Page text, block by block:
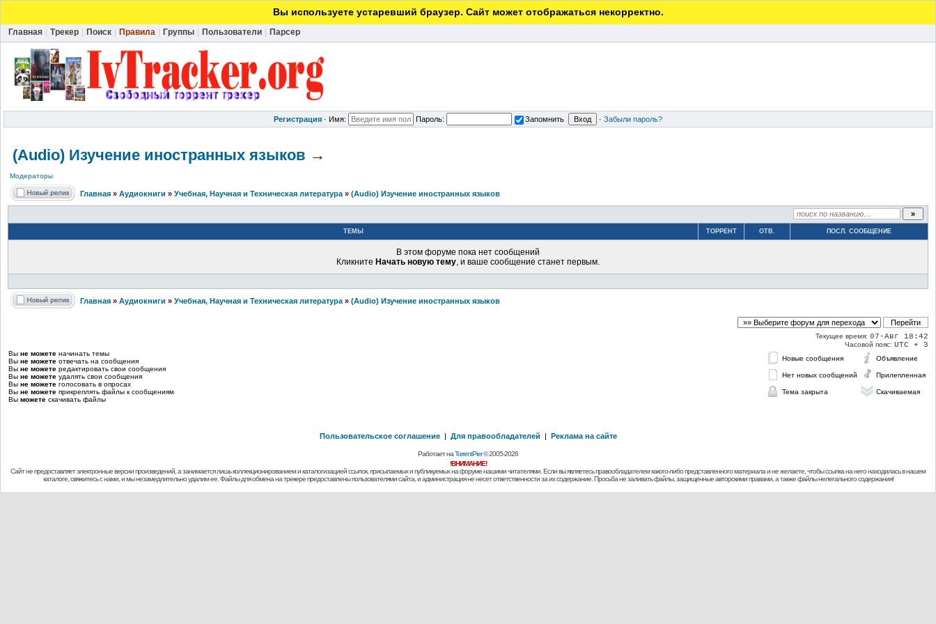
Вы используете устаревший браузер. Сайт может отображаться некорректно.
Главная Трекер Поиск Правила Группы Пользователи Парсер
Регистрация · Имя: Пароль: Запомнить · Забыли пароль?
(Audio) Изучение иностранных языков →
Модераторы
Главная » Аудиокниги » Учебная, Научная и Техническая литература » (Audio) Изучение иностранных языков
ТЕМЫ ТОРРЕНТ ОТВ. ПОСЛ. СООБЩЕНИЕ
В этом форуме пока нет сообщений
Кликните Начать новую тему, и ваше сообщение станет первым.
Главная » Аудиокниги » Учебная, Научная и Техническая литература » (Audio) Изучение иностранных языков
Текущее время: 07-Авг 18:42
Часовой пояс: UTC + 3
Вы не можете начинать темы
Вы не можете отвечать на сообщения
Вы не можете редактировать свои сообщения
Вы не можете удалять свои сообщения
Вы не можете голосовать в опросах
Вы не можете прикреплять файлы к сообщениям
Вы можете скачивать файлы
Новые сообщения Объявление
Нет новых сообщений Прилепленная
Тема закрыта Скачиваемая
Пользовательское соглашение | Для правообладателей | Реклама на сайте
Работает наTorrentPier© 2005-2026
!ВНИМАНИЕ!
Сайт не предоставляет электронные версии произведений, а занимается лишь коллекционированием и каталогизацией ссылок, присылаемых и публикуемых на форуме нашими читателями. Если вы являетесь правообладателем какого-либо представленного материала и не желаете, чтобы ссылка на него находилась в нашем
каталоге, свяжитесь с нами, и мы незамедлительно удалим ее. Файлы для обмена на трекере предоставлены пользователями сайта, и администрация не несет ответственности за их содержание. Просьба не заливать файлы, защищенные авторскими правами, а также файлы нелегального содержания!